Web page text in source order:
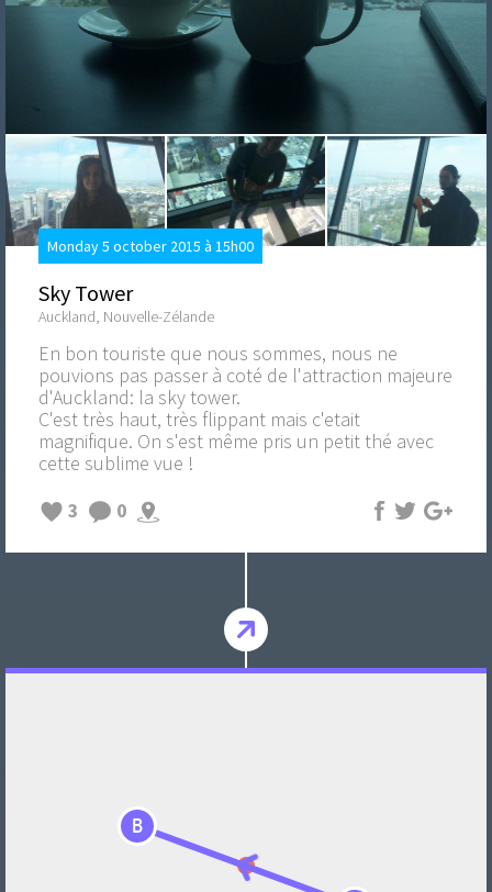
Monday 5 october 2015 à 15h00
Sky Tower
Auckland, Nouvelle-Zélande
En bon touriste que nous sommes, nous ne
pouvions pas passer à coté de l'attraction majeure
d'Auckland: la sky tower.
C'est très haut, très flippant mais c'etait
magnifique. On s'est même pris un petit thé avec
cette sublime vue !
3
0
B